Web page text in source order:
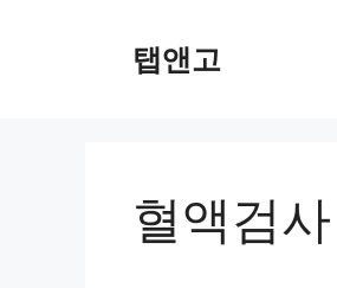
탭앤고
혈액검사